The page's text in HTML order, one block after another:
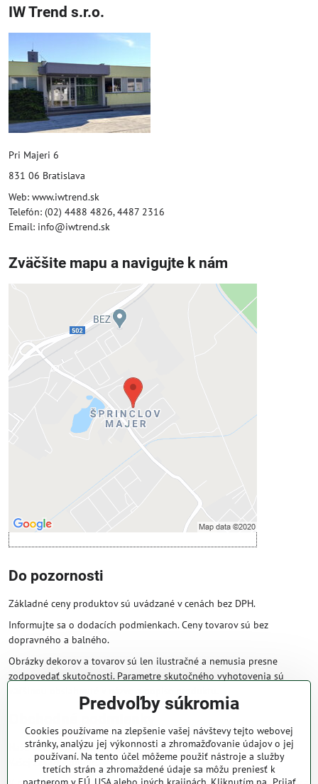
IW Trend s.r.o.
Pri Majeri 6
831 06 Bratislava
Web: www.iwtrend.sk
Telefón: (02) 4488 4826, 4487 2316
Email: info@iwtrend.sk
Zväčšite mapu a navigujte k nám
Externý obsah je blokovaný
Prajete si načítať externý obsah?
Povoliť tentokrát
Povoliť a zapamätať - súhlas s druhom
cookie: Funkčné
Otvoriť obsah v novom okne
Do pozornosti
Základné ceny produktov sú uvádzané v cenách bez DPH.
Informujte sa o dodacích podmienkach. Ceny tovarov sú bez
dopravného a balného.
Obrázky dekorov a tovarov sú len ilustračné a nemusia presne
zodpovedať skutočnosti. Parametre skutočného vyhotovenia sú
Naše obchodné podmienky zaručujú bezproblémové spracovanie
Vašej zakázky online.
Predvoľby súkromia
Cookies používame na zlepšenie vašej návštevy tejto webovej
stránky, analýzu jej výkonnosti a zhromažďovanie údajov o jej
používaní. Na tento účel môžeme použiť nástroje a služby
tretích strán a zhromaždené údaje sa môžu preniesť k